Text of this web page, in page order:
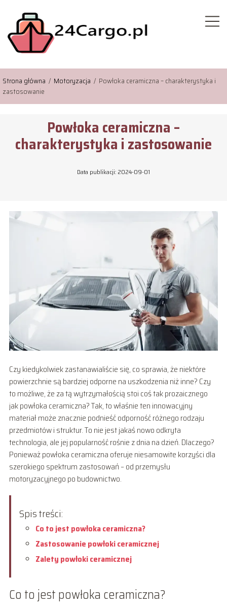
Strona główna / Motoryzacja / Powłoka ceramiczna – charakterystyka i
zastosowanie
Powłoka ceramiczna –
charakterystyka i zastosowanie
Data publikacji: 2024-09-01
Czy kiedykolwiek zastanawialiście się, co sprawia, że niektóre
powierzchnie są bardziej odporne na uszkodzenia niż inne? Czy
to możliwe, że za tą wytrzymałością stoi coś tak prozaicznego
jak powłoka ceramiczna? Tak, to właśnie ten innowacyjny
materiał może znacznie podnieść odporność różnego rodzaju
przedmiotów i struktur. To nie jest jakaś nowo odkryta
technologia, ale jej popularność rośnie z dnia na dzień. Dlaczego?
Ponieważ powłoka ceramiczna oferuje niesamowite korzyści dla
szerokiego spektrum zastosowań – od przemysłu
motoryzacyjnego po budownictwo.
Spis treści:
Co to jest powłoka ceramiczna?
Zastosowanie powłoki ceramicznej
Zalety powłoki ceramicznej
Co to jest powłoka ceramiczna?